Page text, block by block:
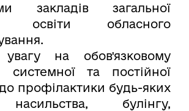
закладів загальної
освіти обласного
на обов'язковому
системної та постійної
профілактики будь-яких
булінгу,